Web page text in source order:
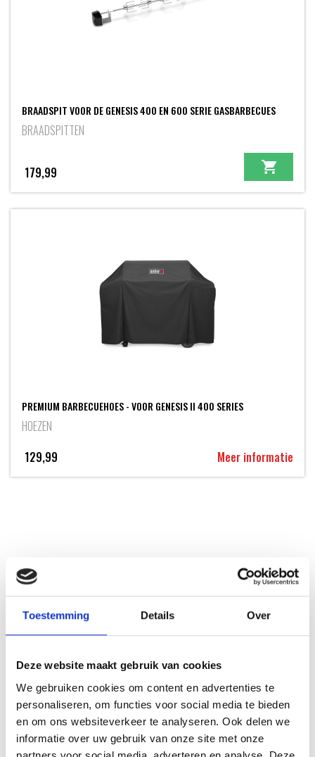
Toestemming Details Over
Deze website maakt gebruik van cookies
We gebruiken cookies om content en advertenties te
personaliseren, om functies voor social media te bieden
en om ons websiteverkeer te analyseren. Ook delen we
informatie over uw gebruik van onze site met onze
BRAADSPIT VOOR DE GENESIS 400 EN 600 SERIE GASBARBECUES
BRAADSPITTEN
179,99
PREMIUM BARBECUEHOES - VOOR GENESIS II 400 SERIES
HOEZEN
129,99
Meer informatie
INSPIRATIE
RECEPTEN EN TIPS
MEER INFORMATIE